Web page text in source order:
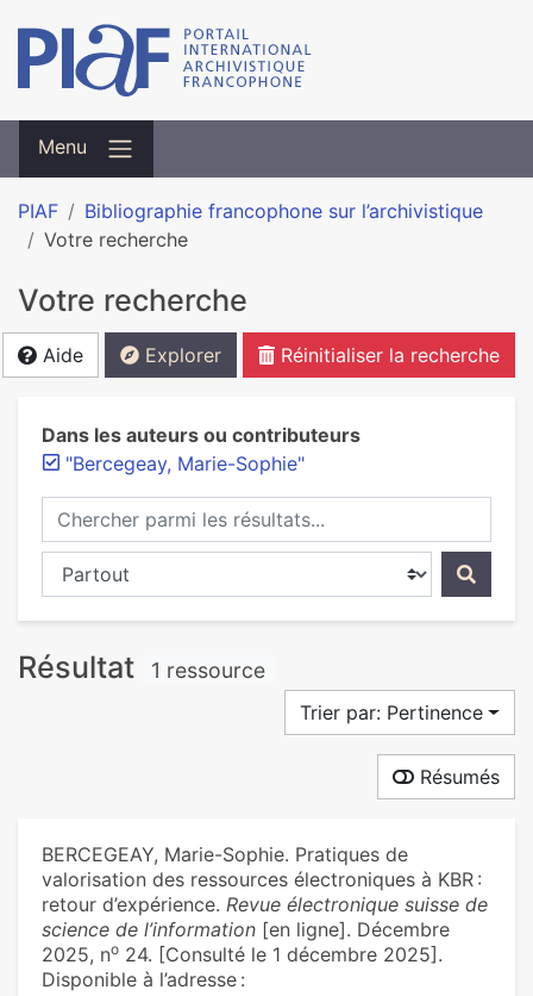
Menu
PIAF
Bibliographie francophone sur l’archivistique
Votre recherche
Votre recherche
Aide Explorer Réinitialiser la recherche
Dans les auteurs ou contributeurs
"Bercegeay, Marie-Sophie"
Chercher parmi les résultats...
Chercher dans...
Résultat 1 ressource
Trier par: Pertinence
Résumés
BERCEGEAY, Marie-Sophie. Pratiques de
valorisation des ressources électroniques à KBR :
retour d’expérience. Revue électronique suisse de
science de l’information [en ligne]. Décembre
2025, no 24. [Consulté le 1 décembre 2025].
Disponible à l’adresse :